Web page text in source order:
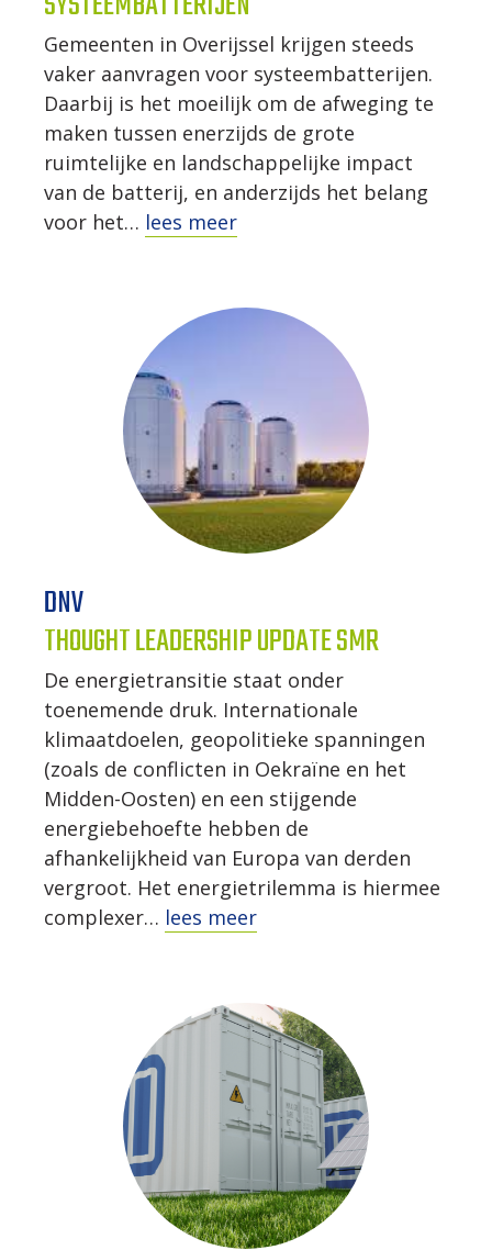
Gemeenten in Overijssel krijgen steeds
vaker aanvragen voor systeembatterijen.
Daarbij is het moeilijk om de afweging te
maken tussen enerzijds de grote
ruimtelijke en landschappelijke impact
van de batterij, en anderzijds het belang
voor het… lees meer
DNV
THOUGHT LEADERSHIP UPDATE SMR
De energietransitie staat onder
toenemende druk. Internationale
klimaatdoelen, geopolitieke spanningen
(zoals de conflicten in Oekraïne en het
Midden-Oosten) en een stijgende
energiebehoefte hebben de
afhankelijkheid van Europa van derden
vergroot. Het energietrilemma is hiermee
complexer… lees meer